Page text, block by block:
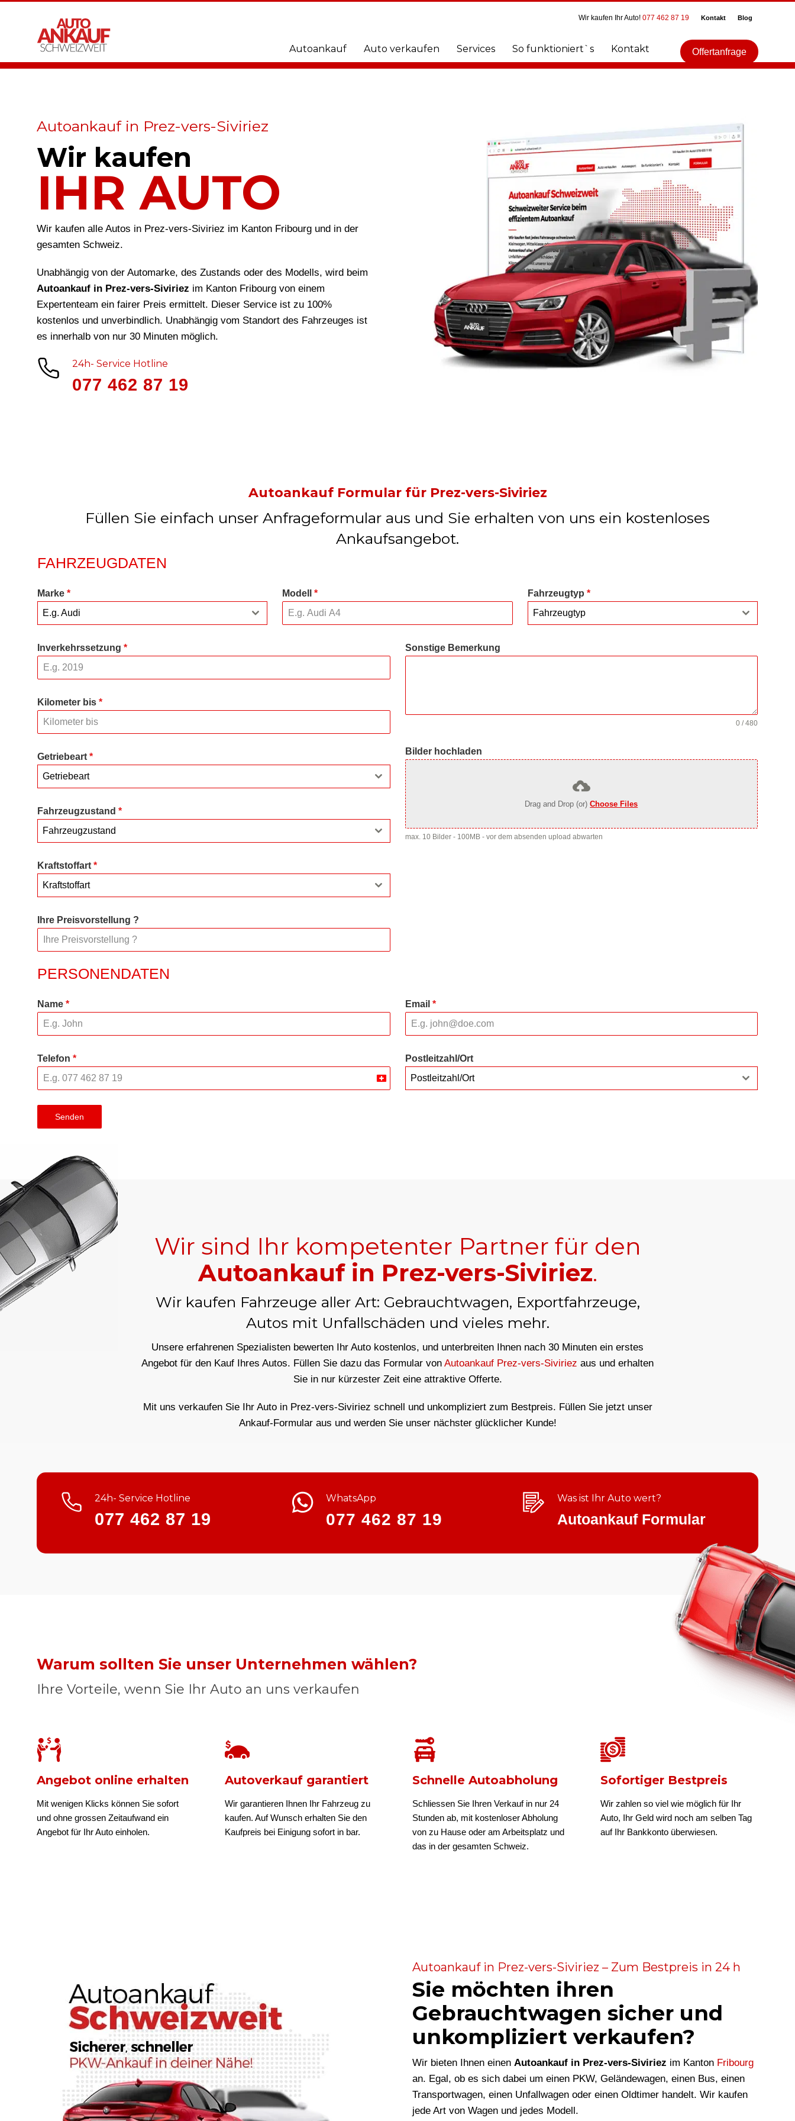
Wir kaufen Ihr Auto! 077 462 87 19 Kontakt Blog
Autoankauf Auto verkaufen Services So funktioniert`s Kontakt Offertanfrage
Autoankauf in Prez-vers-Siviriez
Wir kaufen
IHR AUTO
Wir kaufen alle Autos in Prez-vers-Siviriez im Kanton Fribourg und in der
gesamten Schweiz.
Unabhängig von der Automarke, des Zustands oder des Modells, wird beim
Autoankauf in Prez-vers-Siviriez im Kanton Fribourg von einem
Expertenteam ein fairer Preis ermittelt. Dieser Service ist zu 100%
kostenlos und unverbindlich. Unabhängig vom Standort des Fahrzeuges ist
es innerhalb von nur 30 Minuten möglich.
24h- Service Hotline
077 462 87 19
Autoankauf Formular für Prez-vers-Siviriez
Füllen Sie einfach unser Anfrageformular aus und Sie erhalten von uns ein kostenloses
Ankaufsangebot.
FAHRZEUGDATEN
Marke *
E.g. Audi
Modell* Fahrzeugtyp *
Fahrzeugtyp
Inverkehrssetzung *
Kilometer bis *
Getriebeart *
Getriebeart
Fahrzeugzustand *
Fahrzeugzustand
Kraftstoffart *
Kraftstoffart
Ihre Preisvorstellung ?
Sonstige Bemerkung
0 / 480
Bilder hochladen
Drag and Drop (or)Choose Files
max. 10 Bilder - 100MB - vor dem absenden upload abwarten
PERSONENDATEN
Name * Email *
Telefon *
Switzerland
Postleitzahl/Ort
Postleitzahl/Ort
Senden
Wir sind Ihr kompetenter Partner für den
Autoankauf in Prez-vers-Siviriez.
Wir kaufen Fahrzeuge aller Art: Gebrauchtwagen, Exportfahrzeuge,
Autos mit Unfallschäden und vieles mehr.
Unsere erfahrenen Spezialisten bewerten Ihr Auto kostenlos, und unterbreiten Ihnen nach 30 Minuten ein erstes
Angebot für den Kauf Ihres Autos. Füllen Sie dazu das Formular von Autoankauf Prez-vers-Siviriez aus und erhalten
Sie in nur kürzester Zeit eine attraktive Offerte.
Mit uns verkaufen Sie Ihr Auto in Prez-vers-Siviriez schnell und unkompliziert zum Bestpreis. Füllen Sie jetzt unser
Ankauf-Formular aus und werden Sie unser nächster glücklicher Kunde!
24h- Service Hotline
077 462 87 19
WhatsApp
077 462 87 19
Was ist Ihr Auto wert?
Autoankauf Formular
Warum sollten Sie unser Unternehmen wählen?
Ihre Vorteile, wenn Sie Ihr Auto an uns verkaufen
Angebot online erhalten
Mit wenigen Klicks können Sie sofort
und ohne grossen Zeitaufwand ein
Angebot für Ihr Auto einholen.
Autoverkauf garantiert
Wir garantieren Ihnen Ihr Fahrzeug zu
kaufen. Auf Wunsch erhalten Sie den
Kaufpreis bei Einigung sofort in bar.
Schnelle Autoabholung
Schliessen Sie Ihren Verkauf in nur 24
Stunden ab, mit kostenloser Abholung
von zu Hause oder am Arbeitsplatz und
das in der gesamten Schweiz.
Sofortiger Bestpreis
Wir zahlen so viel wie möglich für Ihr
Auto, Ihr Geld wird noch am selben Tag
auf Ihr Bankkonto überwiesen.
Autoankauf in Prez-vers-Siviriez – Zum Bestpreis in 24 h
Sie möchten ihren
Gebrauchtwagen sicher und
unkompliziert verkaufen?
Wir bieten Ihnen einen Autoankauf in Prez-vers-Siviriez im Kanton Fribourg
an. Egal, ob es sich dabei um einen PKW, Geländewagen, einen Bus, einen
Transportwagen, einen Unfallwagen oder einen Oldtimer handelt. Wir kaufen
jede Art von Wagen und jedes Modell.